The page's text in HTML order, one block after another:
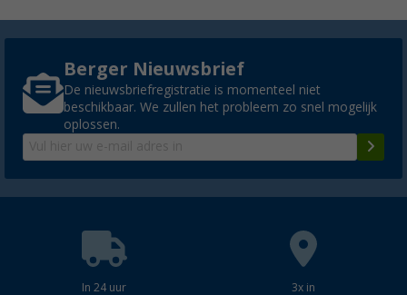
Berger Nieuwsbrief
De nieuwsbriefregistratie is momenteel niet
beschikbaar. We zullen het probleem zo snel mogelijk
oplossen.
In 24 uur
3x in